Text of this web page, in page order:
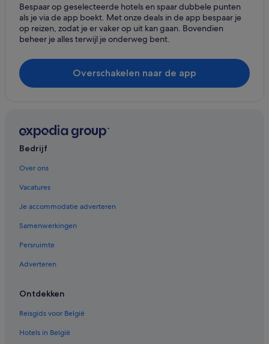
Bespaar op geselecteerde hotels en spaar dubbele punten
als je via de app boekt. Met onze deals in de app bespaar je
op reizen, zodat je er vaker op uit kan gaan. Bovendien
beheer je alles terwijl je onderweg bent.
Overschakelen naar de app
Bedrijf
Over ons
Vacatures
Je accommodatie adverteren
Samenwerkingen
Persruimte
Adverteren
Ontdekken
Reisgids voor België
Hotels in België